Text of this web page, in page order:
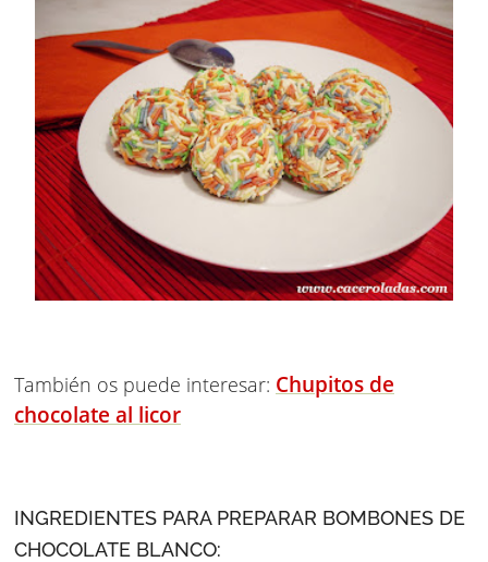
También os puede interesar: Chupitos de
chocolate al licor
INGREDIENTES PARA PREPARAR BOMBONES DE
CHOCOLATE BLANCO: